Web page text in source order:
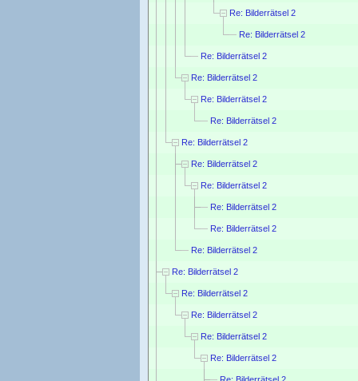
Re: Bilderrätsel 2
Re: Bilderrätsel 2
Re: Bilderrätsel 2
Re: Bilderrätsel 2
Re: Bilderrätsel 2
Re: Bilderrätsel 2
Re: Bilderrätsel 2
Re: Bilderrätsel 2
Re: Bilderrätsel 2
Re: Bilderrätsel 2
Re: Bilderrätsel 2
Re: Bilderrätsel 2
Re: Bilderrätsel 2
Re: Bilderrätsel 2
Re: Bilderrätsel 2
Re: Bilderrätsel 2
Re: Bilderrätsel 2